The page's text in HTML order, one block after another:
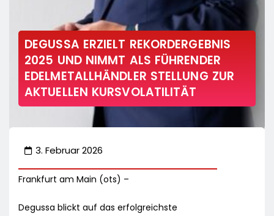
DEGUSSA ERZIELT REKORDERGEBNIS
2025 UND NIMMT ALS FÜHRENDER
EDELMETALLHÄNDLER STELLUNG ZUR
AKTUELLEN KURSVOLATILITÄT
3. Februar 2026
Frankfurt am Main (ots) –
Degussa blickt auf das erfolgreichste